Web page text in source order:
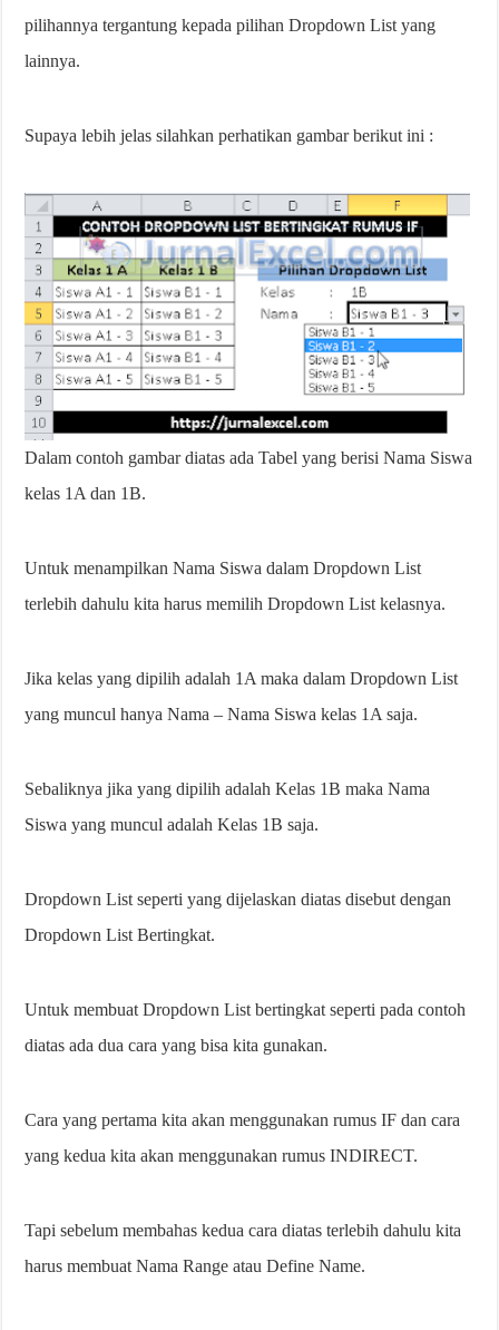
pilihannya tergantung kepada pilihan Dropdown List yang
lainnya.
Supaya lebih jelas silahkan perhatikan gambar berikut ini :
Dalam contoh gambar diatas ada Tabel yang berisi Nama Siswa
kelas 1A dan 1B.
Untuk menampilkan Nama Siswa dalam Dropdown List
terlebih dahulu kita harus memilih Dropdown List kelasnya.
Jika kelas yang dipilih adalah 1A maka dalam Dropdown List
yang muncul hanya Nama – Nama Siswa kelas 1A saja.
Sebaliknya jika yang dipilih adalah Kelas 1B maka Nama
Siswa yang muncul adalah Kelas 1B saja.
Dropdown List seperti yang dijelaskan diatas disebut dengan
Dropdown List Bertingkat.
Untuk membuat Dropdown List bertingkat seperti pada contoh
diatas ada dua cara yang bisa kita gunakan.
Cara yang pertama kita akan menggunakan rumus IF dan cara
yang kedua kita akan menggunakan rumus INDIRECT.
Tapi sebelum membahas kedua cara diatas terlebih dahulu kita
harus membuat Nama Range atau Define Name.